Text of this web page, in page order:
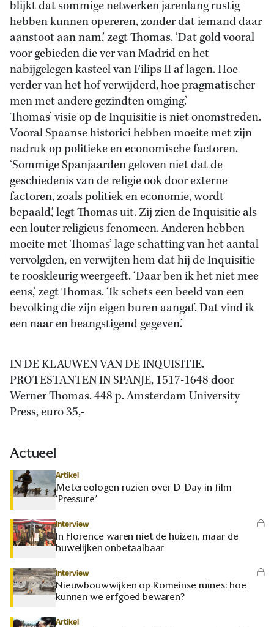
blijkt dat sommige netwerken jarenlang rustig
hebben kunnen opereren, zonder dat iemand daar
aanstoot aan nam,’ zegt Thomas. ‘Dat gold vooral
voor gebieden die ver van Madrid en het
nabijgelegen kasteel van Filips II af lagen. Hoe
verder van het hof verwijderd, hoe pragmatischer
men met andere gezindten omging.’
Thomas’ visie op de Inquisitie is niet onomstreden.
Vooral Spaanse historici hebben moeite met zijn
nadruk op politieke en economische factoren.
‘Sommige Spanjaarden geloven niet dat de
geschiedenis van de religie ook door externe
factoren, zoals politiek en economie, wordt
bepaald,’ legt Thomas uit. Zij zien de Inquisitie als
een louter religieus fenomeen. Anderen hebben
moeite met Thomas’ lage schatting van het aantal
vervolgden, en verwijten hem dat hij de Inquisitie
te rooskleurig weergeeft. ‘Daar ben ik het niet mee
eens,’ zegt Thomas. ‘Ik schets een beeld van een
bevolking die zijn eigen buren aangaf. Dat vind ik
een naar en beangstigend gegeven.’
IN DE KLAUWEN VAN DE INQUISITIE.
PROTESTANTEN IN SPANJE, 1517-1648 door
Werner Thomas. 448 p. Amsterdam University
Press, euro 35,-
Actueel
Artikel
Metereologen ruziën over D-Day in film
‘Pressure’
Interview
In Florence waren niet de huizen, maar de
huwelijken onbetaalbaar
Interview
Nieuwbouwwijken op Romeinse ruïnes: hoe
kunnen we erfgoed bewaren?
Artikel